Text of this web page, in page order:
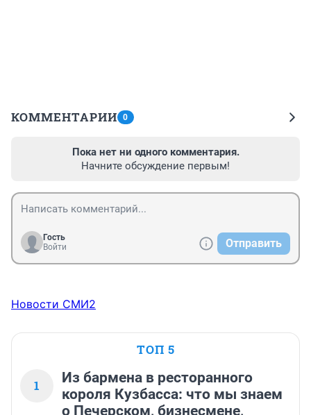
КОММЕНТАРИИ 0
Пока нет ни одного комментария.
Начните обсуждение первым!
Гость
Войти
Отправить
Новости СМИ2
ТОП 5
1
Из бармена в ресторанного
короля Кузбасса: что мы знаем
о Печерском, бизнесмене,